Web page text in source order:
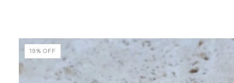
19% OFF